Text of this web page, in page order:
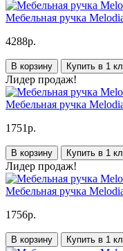
Мебельная ручка
4288р.
В корзину Купить в 1
Лидер продаж!
Мебельная ручка
1751р.
В корзину Купить в 1
Лидер продаж!
Мебельная ручка
1756р.
В корзину Купить в 1